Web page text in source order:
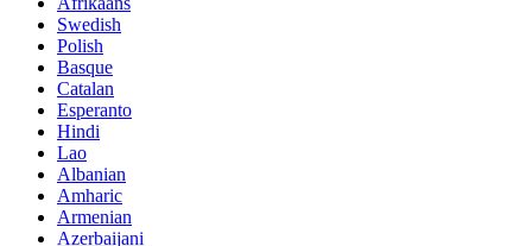
Swedish
Polish
Basque
Catalan
Esperanto
Hindi
Lao
Albanian
Amharic
Armenian
Azerbaijani